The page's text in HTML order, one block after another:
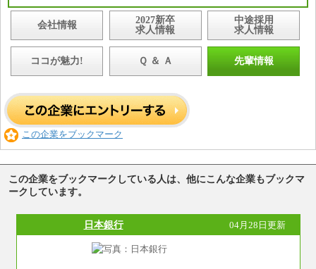
会社情報
2027新卒
求人情報
中途採用
求人情報
ココが魅力! Ｑ ＆ Ａ 先輩情報
この企業をブックマーク
この企業をブックマークしている人は、他にこんな企業もブックマ
ークしています。
日本銀行 04月28日更新